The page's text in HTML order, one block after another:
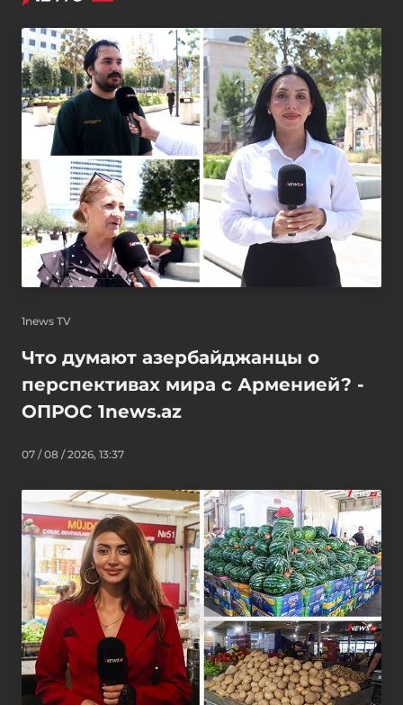
1news TV
Что думают азербайджанцы о
перспективах мира с Арменией? -
ОПРОС 1news.az
07 / 08 / 2026, 13:37